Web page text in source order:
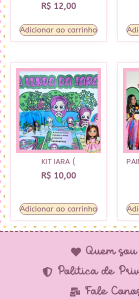
R$ 12,00
Adicionar ao carrinho
KIT IARA (
R$ 10,00
Adicionar ao carrinho
Quem
Política de
Fale